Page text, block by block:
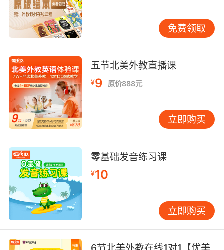
免费领取
五节北美外教直播课
¥9 原价888元
立即购买
零基础发音练习课
¥10
立即购买